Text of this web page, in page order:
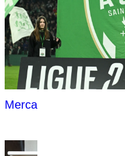
Mercato : Tamar